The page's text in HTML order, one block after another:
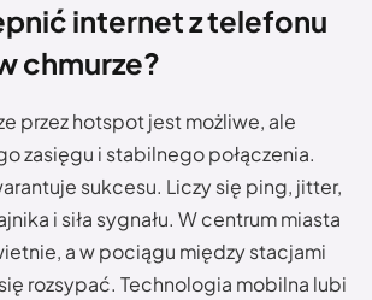
internet z telefonu
chmurze?
przez hotspot jest możliwe, ale
zasięgu i stabilnego połączenia.
sukcesu. Liczy się ping, jitter,
i siła sygnału. W centrum miasta
a w pociągu między stacjami
rozsypać. Technologia mobilna lubi